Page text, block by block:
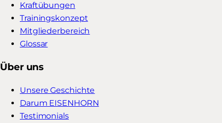
Kraftübungen
Trainingskonzept
Mitgliederbereich
Glossar
Über uns
Unsere Geschichte
Darum EISENHORN
Testimonials